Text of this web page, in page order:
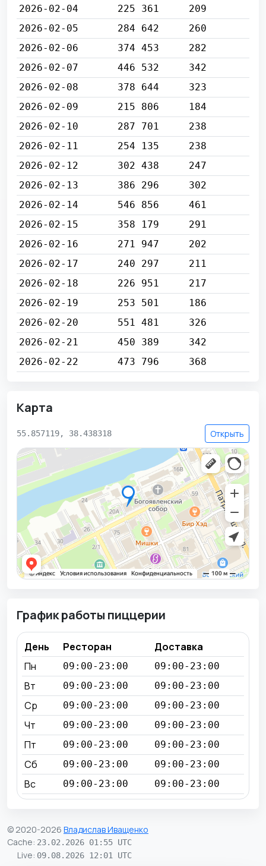
2026-02-04
225 361
209
2026-02-05
284 642
260
2026-02-06
374 453
282
2026-02-07
446 532
342
2026-02-08
378 644
323
2026-02-09
215 806
184
2026-02-10
287 701
238
2026-02-11
254 135
238
2026-02-12
302 438
247
2026-02-13
386 296
302
2026-02-14
546 856
461
2026-02-15
358 179
291
2026-02-16
271 947
202
2026-02-17
240 297
211
2026-02-18
226 951
217
2026-02-19
253 501
186
2026-02-20
551 481
326
2026-02-21
450 389
342
2026-02-22
473 796 368
Карта
55.857119, 38.438318 Открыть
График работы пиццерии
День Ресторан
Доставка
Пн
09:00-23:00 09:00-23:00
Вт 09:00-23:00 09:00-23:00
Ср 09:00-23:00 09:00-23:00
Чт 09:00-23:00 09:00-23:00
Пт 09:00-23:00 09:00-23:00
Сб 09:00-23:00 09:00-23:00
Вс 09:00-23:00 09:00-23:00
© 2020-2026 Владислав Иващенко
Cache: 23.02.2026 01:55 UTC
Live: 09.08.2026 12:01 UTC